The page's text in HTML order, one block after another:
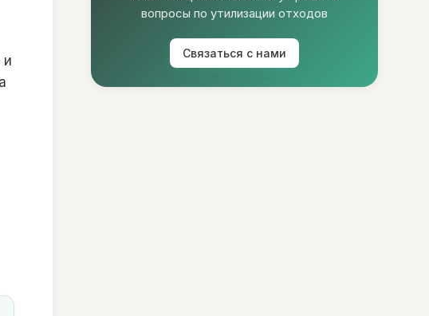
и
вопросы по утилизации отходов
Связаться с нами